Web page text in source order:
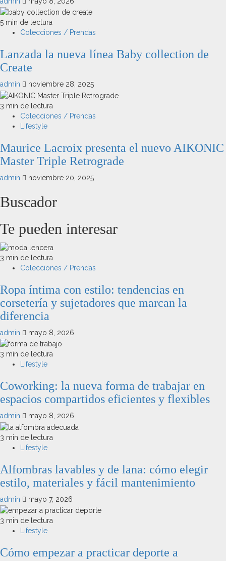
5 min de lectura
Colecciones / Prendas
Lanzada la nueva línea Baby collection de
Create
admin noviembre 28, 2025
3 min de lectura
Colecciones / Prendas
Lifestyle
Maurice Lacroix presenta el nuevo AIKONIC
Master Triple Retrograde
admin noviembre 20, 2025
Buscador
Te pueden interesar
3 min de lectura
Colecciones / Prendas
Ropa íntima con estilo: tendencias en
corsetería y sujetadores que marcan la
diferencia
admin mayo 8, 2026
3 min de lectura
Lifestyle
Coworking: la nueva forma de trabajar en
espacios compartidos eficientes y flexibles
admin mayo 8, 2026
3 min de lectura
Lifestyle
Alfombras lavables y de lana: cómo elegir
estilo, materiales y fácil mantenimiento
admin mayo 7, 2026
3 min de lectura
Lifestyle
Cómo empezar a practicar deporte a